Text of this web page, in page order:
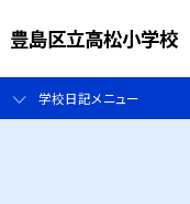
豊島区立高松小学校
学校日記メニュー